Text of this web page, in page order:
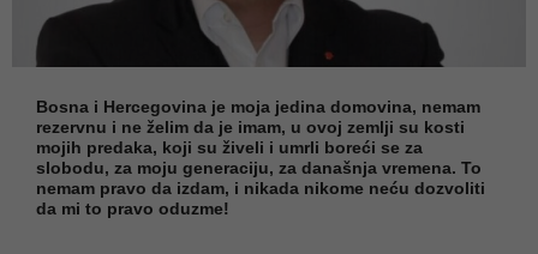
Bosna i Hercegovina je moja jedina domovina, nemam
rezervnu i ne želim da je imam, u ovoj zemlji su kosti
mojih predaka, koji su živeli i umrli boreći se za
slobodu, za moju generaciju, za današnja vremena. To
nemam pravo da izdam, i nikada nikome neću dozvoliti
da mi to pravo oduzme!